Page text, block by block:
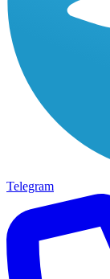
Telegram